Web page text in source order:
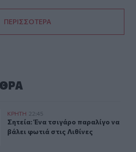
ΠΕΡΙΣΣΟΤΕΡΑ
παραλίγο να βάλει φωτιά στις
ΚΡΗΤΗ 22:45
Σητεία: Ένα τσιγάρο παραλίγο να
Σητεία: Ένα τσιγάρο παραλίγο να
βάλει φωτιά στις Λιθίνες